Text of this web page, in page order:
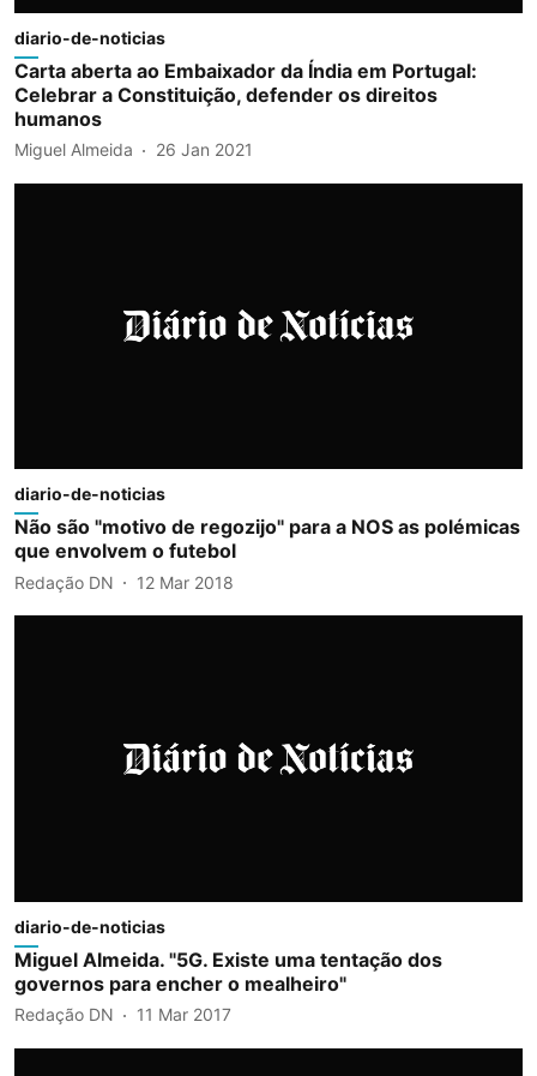
diario-de-noticias
Carta aberta ao Embaixador da Índia em Portugal:
Celebrar a Constituição, defender os direitos
humanos
Miguel Almeida 26 Jan 2021
diario-de-noticias
Não são "motivo de regozijo" para a NOS as polémicas
que envolvem o futebol
Redação DN 12 Mar 2018
diario-de-noticias
Miguel Almeida. "5G. Existe uma tentação dos
governos para encher o mealheiro"
Redação DN 11 Mar 2017